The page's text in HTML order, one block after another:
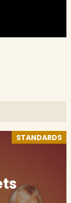
STANDARDS